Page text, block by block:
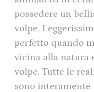
possedere un
volpe.
perfetto quando
vicina alla natura
volpe. Tutte le
sono interamente